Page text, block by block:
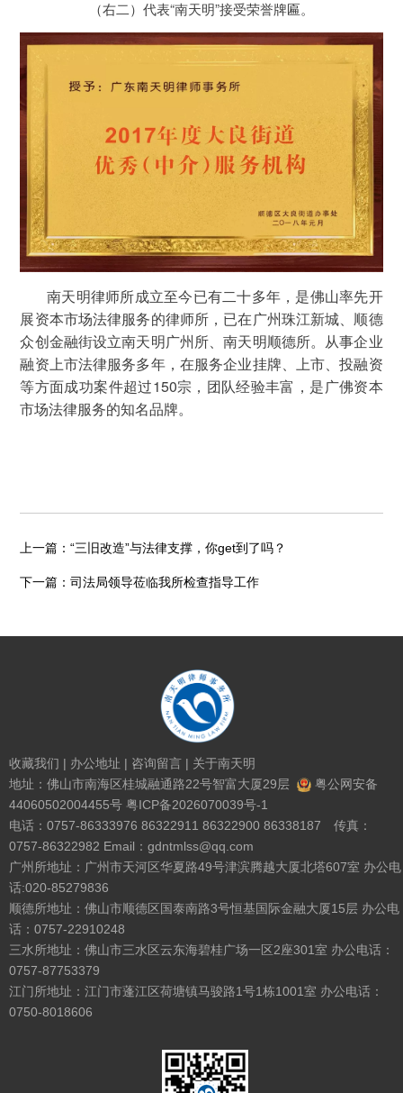
（右二）代表“南天明”接受荣誉牌匾。
南天明律师所成立至今已有二十多年，是佛山率先开
展资本市场法律服务的律师所，已在广州珠江新城、顺德
众创金融街设立南天明广州所、南天明顺德所。从事企业
融资上市法律服务多年，在服务企业挂牌、上市、投融资
等方面成功案件超过150宗，团队经验丰富，是广佛资本
市场法律服务的知名品牌。
上一篇：“三旧改造”与法律支撑，你get到了吗？
下一篇：司法局领导莅临我所检查指导工作
收藏我们 | 办公地址 | 咨询留言 | 关于南天明
地址：佛山市南海区桂城融通路22号智富大厦29层
粤公网安备
44060502004455号 粤ICP备2026070039号-1
电话：0757-86333976 86322911 86322900 86338187 传真：
0757-86322982 Email：gdntmlss@qq.com
广州所地址：广州市天河区华夏路49号津滨腾越大厦北塔607室 办公电
话:020-85279836
顺德所地址：佛山市顺德区国泰南路3号恒基国际金融大厦15层 办公电
话：0757-22910248
三水所地址：佛山市三水区云东海碧桂广场一区2座301室 办公电话：
0757-87753379
江门所地址：江门市蓬江区荷塘镇马骏路1号1栋1001室 办公电话：
0750-8018606